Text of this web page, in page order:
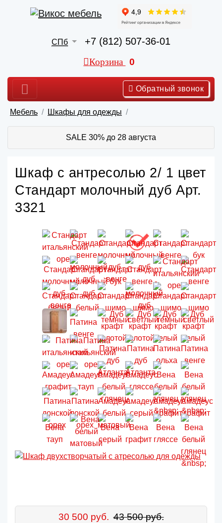
СПб +7 (812) 507-36-01
Корзина 0
Обратный звонок
Мебель Шкафы для одежды
SALE 30% до 28 августа
Шкаф с антресолью 2/ 1 цвет
Стандарт молочный дуб Арт.
3321
30 500 руб. 43 500 руб.